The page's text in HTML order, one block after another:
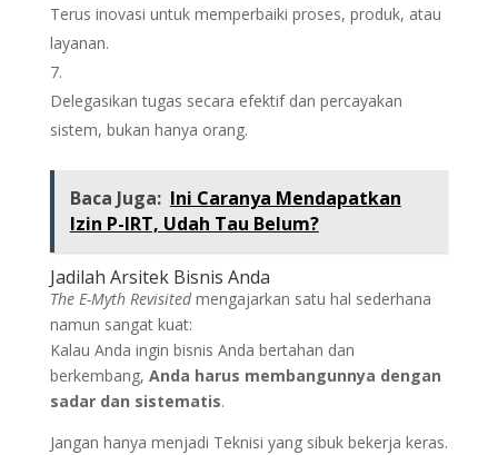
Terus inovasi untuk memperbaiki proses, produk, atau
layanan.
Delegasikan tugas secara efektif dan percayakan
sistem, bukan hanya orang.
Baca Juga: Ini Caranya Mendapatkan
Izin P-IRT, Udah Tau Belum?
Jadilah Arsitek Bisnis Anda
The E-Myth Revisitedmengajarkan satu hal sederhana
namun sangat kuat:
Kalau Anda ingin bisnis Anda bertahan dan
berkembang, Anda harus membangunnya dengan
sadar dan sistematis.
Jangan hanya menjadi Teknisi yang sibuk bekerja keras.